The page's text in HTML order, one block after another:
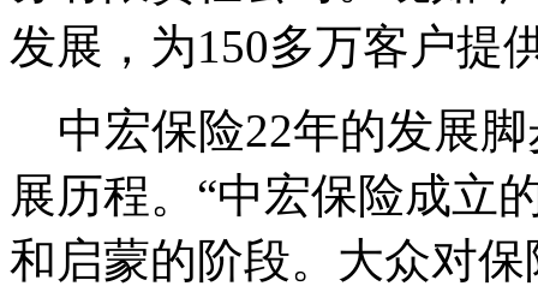
发展，为150多万客户提
中宏保险22年的发展
展历程。“中宏保险成立
和启蒙的阶段。大众对